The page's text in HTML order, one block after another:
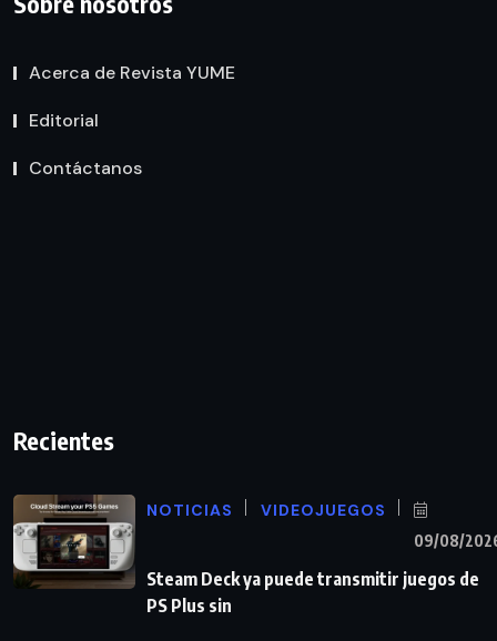
Acerca de Revista YUME
Editorial
Contáctanos
Recientes
NOTICIAS VIDEOJUEGOS
09/08/
Steam Deck ya puede transmitir juegos de
PS Plus sin